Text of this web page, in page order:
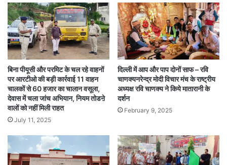
बिना पीयूसी और परमिट के चल रहे वाहनों
पर आरटीओ की बड़ी कार्रवाई 11 वाहन
चालकों से 60 हजार का चालान वसूला,
देवास में चला जांच अभियान, नियम तोडऩे
वालों को नहीं मिली राहत
July 11, 2025
दिल्ली में आप और पाप दोनों साफ – रवि
चाणक्यनरेन्द्र मोदी विचार मंच के राष्ट्रीय
अध्यक्ष रवि चाणक्य ने किये मातारानी के
दर्शन
February 9, 2025